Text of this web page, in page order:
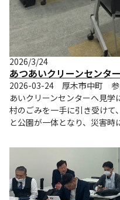
2026/3/24
あつあいクリーンセンタ
2026-03-24 厚木市中町 参
あいクリーンセンターへ見
村のごみを一手に引き受け
と公園が一体となり、災害